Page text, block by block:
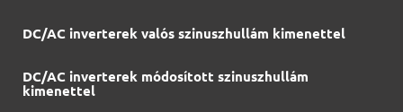
DC/AC inverterek valós szinuszhullám kimenettel
DC/AC inverterek módosított szinuszhullám
kimenettel